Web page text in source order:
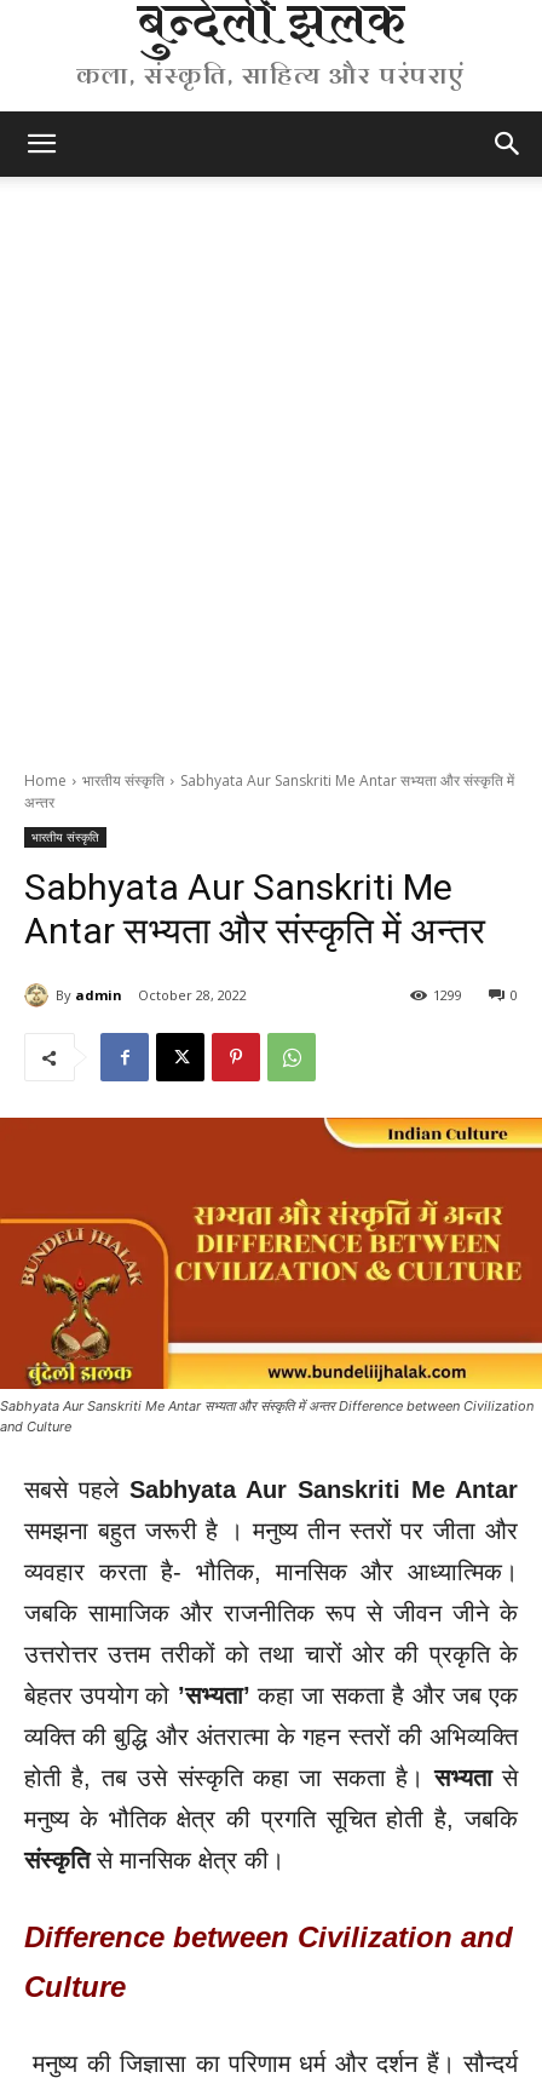
बुन्देली झलक
कला, संस्कृति, साहित्य और परंपराएं
Home भारतीय संस्कृति
Sabhyata Aur Sanskriti Me Antar सभ्यता और संस्कृति में
अन्तर
भारतीय संस्कृति
Sabhyata Aur Sanskriti Me
Antar सभ्यता और संस्कृति में अन्तर
By admin October 28, 2022 0
1299
Sabhyata Aur Sanskriti Me Antar सभ्यता और संस्कृति में अन्तर Difference between Civilization
and Culture
सबसे पहले Sabhyata Aur Sanskriti Me Antar
समझना बहुत जरूरी है । मनुष्य तीन स्तरों पर जीता और
व्यवहार करता है- भौतिक, मानसिक और आध्यात्मिक।
जबकि सामाजिक और राजनीतिक रूप से जीवन जीने के
उत्तरोत्तर उत्तम तरीकों को तथा चारों ओर की प्रकृति के
बेहतर उपयोग को ’सभ्यता’ कहा जा सकता है और जब एक
व्यक्ति की बुद्धि और अंतरात्मा के गहन स्तरों की अभिव्यक्ति
होती है, तब उसे संस्कृति कहा जा सकता है।सभ्यतासे
मनुष्य के भौतिक क्षेत्र की प्रगति सूचित होती है, जबकि
संस्कृतिसे मानसिक क्षेत्र की।
Difference between Civilization and
Culture
मनुष्य की जिज्ञासा का परिणाम धर्म और दर्शन हैं। सौन्दर्य